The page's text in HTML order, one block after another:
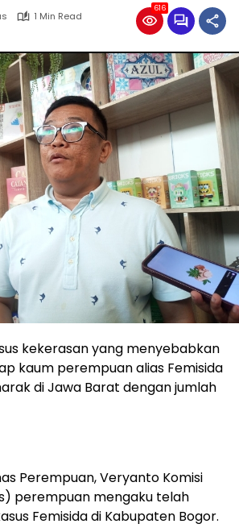
1 Min Read
616
kekerasan yang menyebabkan
kaum perempuan alias Femisida
di Jawa Barat dengan jumlah
Perempuan, Veryanto Komisi
perempuan mengaku telah
Femisida di Kabupaten Bogor.